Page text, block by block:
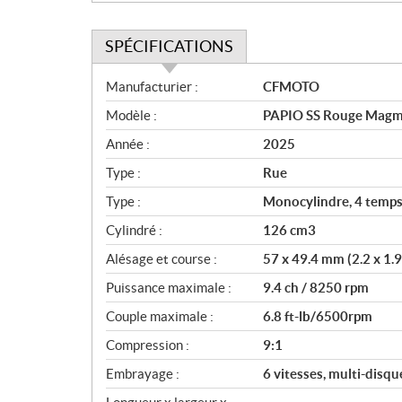
SPÉCIFICATIONS
S
p
é
c
i
f
i
c
a
t
i
o
n
s
Manufacturier :
CFMOTO
Modèle :
PAPIO SS Rouge
Année :
2025
Type :
Rue
Type :
Monocylindre, 4
Cylindré :
126 cm3
Alésage et course :
57 x 49.4 mm (2.2 x
Puissance maximale :
9.4 ch / 8250 rpm
Couple maximale :
6.8 ft-lb/6500rpm
Compression :
9:1
Embrayage :
6 vitesses, multi-